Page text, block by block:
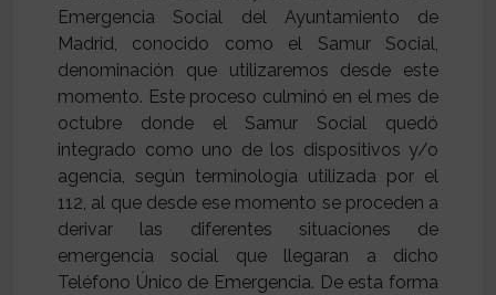
Emergencia Social del Ayuntamiento de
Madrid, conocido como el Samur Social,
denominación que utilizaremos desde este
momento. Este proceso culminó en el mes de
octubre donde el Samur Social quedó
integrado como uno de los dispositivos y/o
agencia, según terminología utilizada por el
112, al que desde ese momento se proceden a
derivar las diferentes situaciones de
emergencia social que llegaran a dicho
Teléfono Único de Emergencia. De esta forma